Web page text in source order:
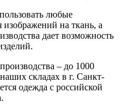
любые
на ткань, а
дает возможность
– до 1000
складах в г. Санкт-
одежда с российской